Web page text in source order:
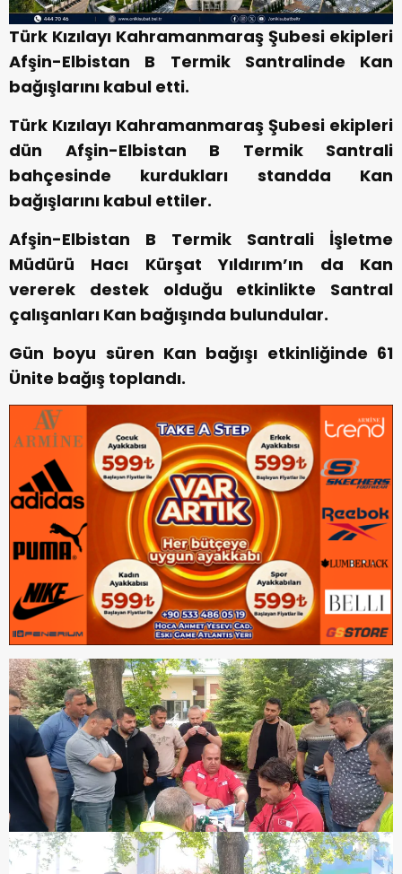
Türk Kızılayı Kahramanmaraş Şubesi ekipleri
Afşin-Elbistan B Termik Santralinde Kan
bağışlarını kabul etti.
Türk Kızılayı Kahramanmaraş Şubesi ekipleri
dün Afşin-Elbistan B Termik Santrali
bahçesinde kurdukları standda Kan
bağışlarını kabul ettiler.
Afşin-Elbistan B Termik Santrali İşletme
Müdürü Hacı Kürşat Yıldırım’ın da Kan
vererek destek olduğu etkinlikte Santral
çalışanları Kan bağışında bulundular.
Gün boyu süren Kan bağışı etkinliğinde 61
Ünite bağış toplandı.